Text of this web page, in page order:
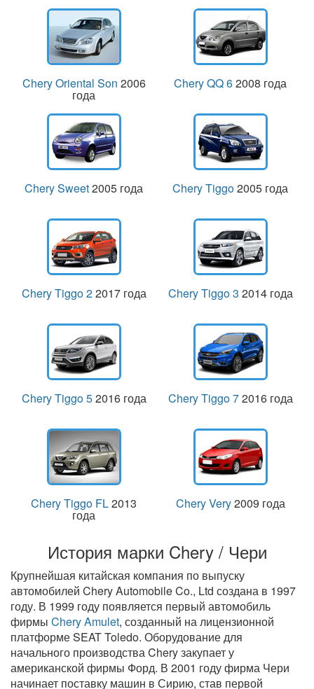
Chery Oriental Son 2006
года
Chery QQ 62008 года
Chery Sweet2005 года Chery Tiggo2005 года
Chery Tiggo 22017 года Chery Tiggo 3 2014 года
Chery Tiggo 52016 года Chery Tiggo 72016 года
Chery Tiggo FL2013
года
Chery Very2009 года
История марки Chery / Чери
Крупнейшая китайская компания по выпуску
автомобилей Chery Automobile Co., Ltd создана в 1997
году. В 1999 году появляется первый автомобиль
фирмы Chery Amulet, созданный на лицензионной
платформе SEAT Toledo. Оборудование для
начального производства Chery закупает у
американской фирмы Форд. В 2001 году фирма Чери
начинает поставку машин в Сирию, став первой